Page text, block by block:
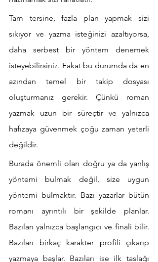
Tam tersine, fazla plan yapmak sizi
sıkıyor ve yazma isteğinizi azaltıyorsa,
daha serbest bir yöntem denemek
isteyebilirsiniz. Fakat bu durumda da en
azından temel bir takip dosyası
oluşturmanız gerekir. Çünkü roman
yazmak uzun bir süreçtir ve yalnızca
hafızaya güvenmek çoğu zaman yeterli
değildir.
Burada önemli olan doğru ya da yanlış
yöntemi bulmak değil, size uygun
yöntemi bulmaktır. Bazı yazarlar bütün
romanı ayrıntılı bir şekilde planlar.
Bazıları yalnızca başlangıcı ve finali bilir.
Bazıları birkaç karakter profili çıkarıp
yazmaya başlar. Bazıları ise ilk taslağı